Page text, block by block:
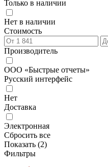
Только в наличии
Нет в наличии
Стоимость
Производитель
ООО «Быстрые отчеты»
Русский интерфейс
Нет
Доставка
Электронная
Сбросить все
Показать (2)
Фильтры